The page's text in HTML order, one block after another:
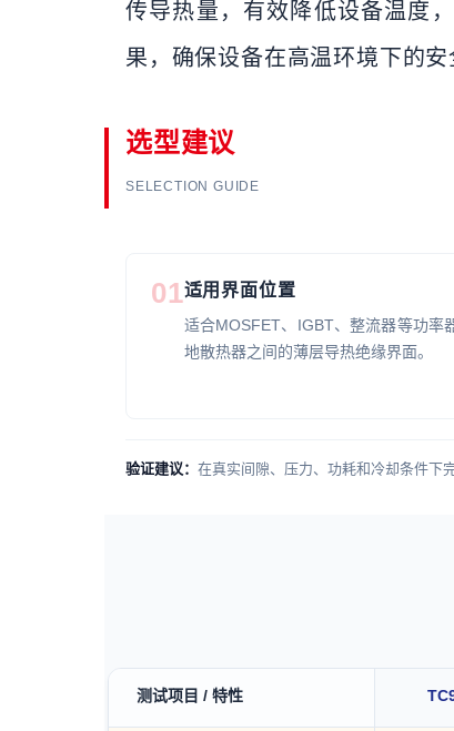
传导热量，有效降低设备温度
果，确保设备在高温环境下的安
选型建议
SELECTION GUIDE
01适用界面位置
适合MOSFET、IGBT、整流器等功率
地散热器之间的薄层导热绝缘界面。
验证建议：在真实间隙、压力、功耗和冷却条件下
测试项目 / 特性